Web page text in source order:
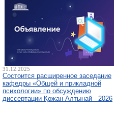
31.12.2025
Состоится расширенное заседание
кафедры «Общей и прикладной
психологии» по обсуждению
диссертации Қожан Алтынай - 2026